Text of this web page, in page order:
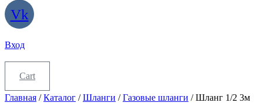
Vk
Вход
Cart
Главная /Каталог /Шланги /Газовые шланги / Шланг 1/2 3м